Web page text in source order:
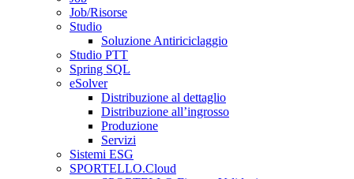
Job/Risorse
Studio
Soluzione Antiriciclaggio
Studio PTT
Spring SQL
eSolver
Distribuzione al dettaglio
Distribuzione all’ingrosso
Produzione
Servizi
Sistemi ESG
SPORTELLO.Cloud